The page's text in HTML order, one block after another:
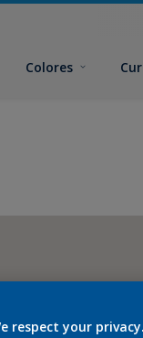
Colores
respect your privacy.